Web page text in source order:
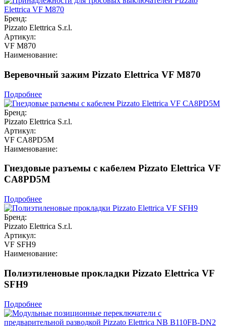
Бренд:
Pizzato Elettrica S.r.l.
Артикул:
VF M870
Наименование:
Веревочный зажим Pizzato Elettrica VF M870
Подробнее
Бренд:
Pizzato Elettrica S.r.l.
Артикул:
VF CA8PD5M
Наименование:
Гнездовые разъемы с кабелем Pizzato Elettrica VF
CA8PD5M
Подробнее
Бренд:
Pizzato Elettrica S.r.l.
Артикул:
VF SFH9
Наименование:
Полиэтиленовые прокладки Pizzato Elettrica VF
SFH9
Подробнее